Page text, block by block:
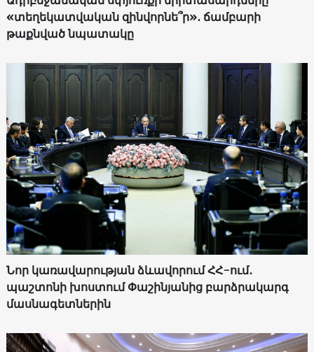
«տեղեկատվական զինվորնե՞ր»․ ճամբարի
թաքնված նպատակը
Նոր կառավարության ձևավորում ՀՀ-ում․
պաշտոնի խոստում Փաշինյանից բարձրակարգ
մասնագետներին